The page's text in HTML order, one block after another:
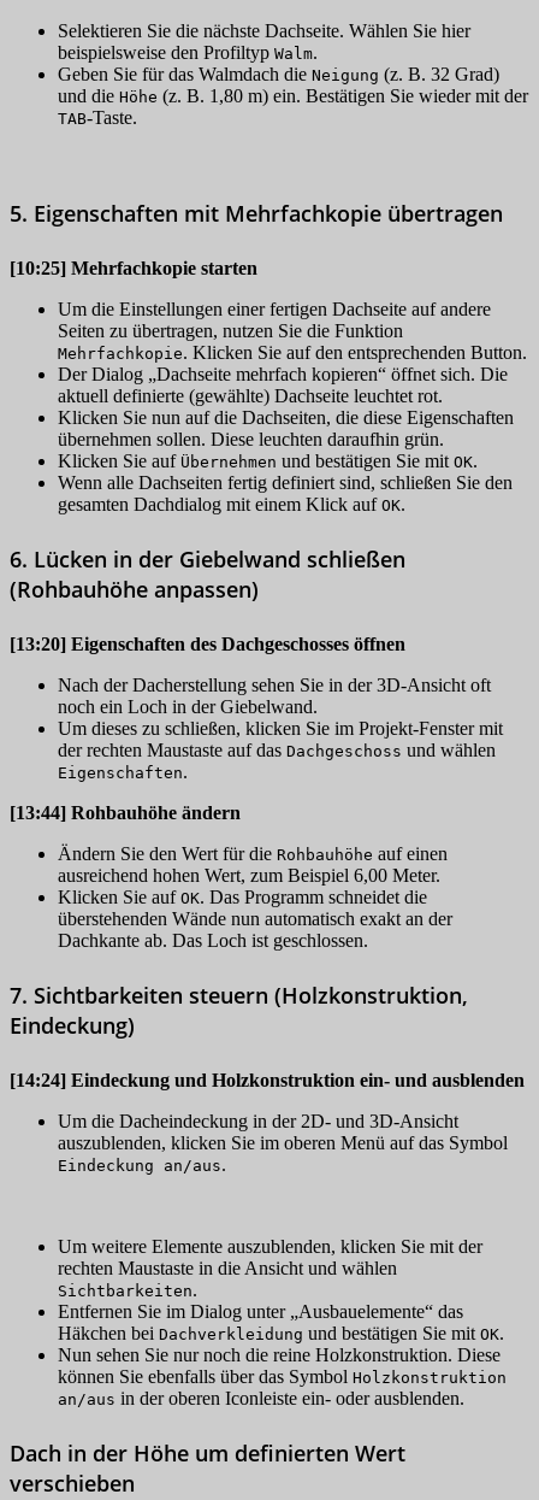
Selektieren Sie die nächste Dachseite. Wählen Sie hier
beispielsweise den Profiltyp Walm.
Geben Sie für das Walmdach die Neigung (z. B. 32 Grad)
und die Höhe (z. B. 1,80 m) ein. Bestätigen Sie wieder mit der
TAB-Taste.
5. Eigenschaften mit Mehrfachkopie übertragen
[10:25] Mehrfachkopie starten
Um die Einstellungen einer fertigen Dachseite auf andere
Seiten zu übertragen, nutzen Sie die Funktion
Mehrfachkopie. Klicken Sie auf den entsprechenden Button.
Der Dialog „Dachseite mehrfach kopieren“ öffnet sich. Die
aktuell definierte (gewählte) Dachseite leuchtet rot.
Klicken Sie nun auf die Dachseiten, die diese Eigenschaften
übernehmen sollen. Diese leuchten daraufhin grün.
Klicken Sie auf Übernehmen und bestätigen Sie mit OK.
Wenn alle Dachseiten fertig definiert sind, schließen Sie den
gesamten Dachdialog mit einem Klick auf OK.
6. Lücken in der Giebelwand schließen
(Rohbauhöhe anpassen)
[13:20] Eigenschaften des Dachgeschosses öffnen
Nach der Dacherstellung sehen Sie in der 3D-Ansicht oft
noch ein Loch in der Giebelwand.
Um dieses zu schließen, klicken Sie im Projekt-Fenster mit
der rechten Maustaste auf das Dachgeschoss und wählen
Eigenschaften.
[13:44] Rohbauhöhe ändern
Ändern Sie den Wert für die Rohbauhöhe auf einen
ausreichend hohen Wert, zum Beispiel 6,00 Meter.
Klicken Sie auf OK. Das Programm schneidet die
überstehenden Wände nun automatisch exakt an der
Dachkante ab. Das Loch ist geschlossen.
7. Sichtbarkeiten steuern (Holzkonstruktion,
Eindeckung)
[14:24] Eindeckung und Holzkonstruktion ein- und ausblenden
Um die Dacheindeckung in der 2D- und 3D-Ansicht
auszublenden, klicken Sie im oberen Menü auf das Symbol
Eindeckung an/aus.
Um weitere Elemente auszublenden, klicken Sie mit der
rechten Maustaste in die Ansicht und wählen
Sichtbarkeiten.
Entfernen Sie im Dialog unter „Ausbauelemente“ das
Häkchen bei Dachverkleidung und bestätigen Sie mit OK.
Nun sehen Sie nur noch die reine Holzkonstruktion. Diese
können Sie ebenfalls über das Symbol Holzkonstruktion
an/aus in der oberen Iconleiste ein- oder ausblenden.
Dach in der Höhe um definierten Wert
verschieben